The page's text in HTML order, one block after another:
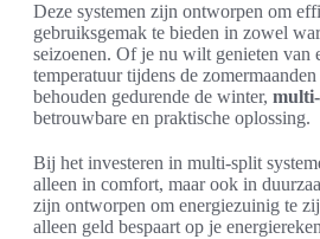
Deze systemen zijn ontworpen om
gebruiksgemak te bieden in zowel
seizoenen. Of je nu wilt genieten van
temperatuur tijdens de
behouden gedurende de winter,
betrouwbare en praktische oplossing.
Bij het investeren in multi-split
alleen in comfort, maar ook in
zijn ontworpen om energiezuinig te
alleen geld bespaart op je